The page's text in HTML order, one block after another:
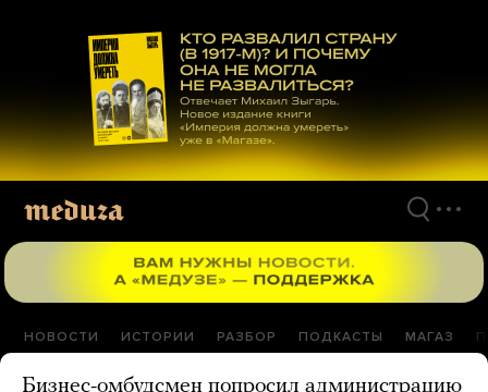
материалам
НОВОСТИ ИСТОРИИ РАЗБОР ПОДКАСТЫ МАГАЗ
Бизнес-омбудсмен попросил администрацию